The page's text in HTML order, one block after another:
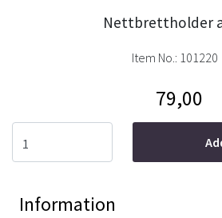
Nettbrettholder
Item No.: 101220
79,00
Information